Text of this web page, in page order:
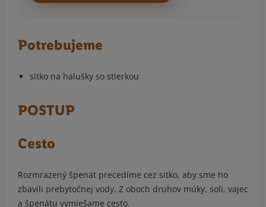
Potrebujeme
sitko na halušky so stierkou
POSTUP
Cesto
Rozmrazený špenát precedíme cez sitko, aby sme ho
zbavili prebytočnej vody. Z oboch druhov múky, soli, vajec
a špenátu vymiešame cesto.